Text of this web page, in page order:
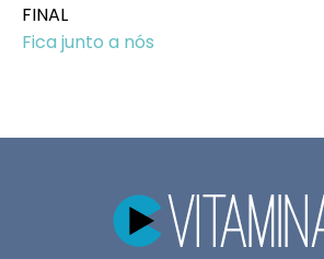
FINAL
Fica junto a nós